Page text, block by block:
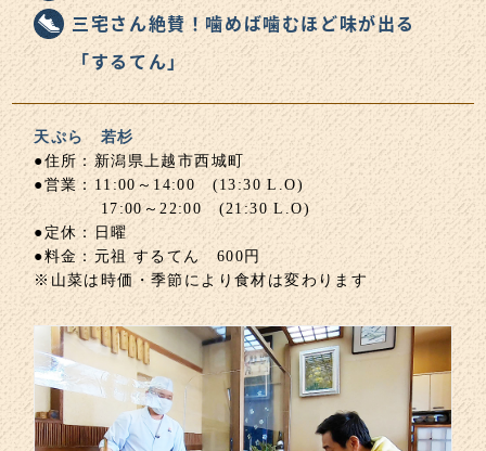
三宅さん絶賛！噛めば噛むほど味が出る
「するてん」
天ぷら 若杉
●住所：新潟県上越市西城町
●営業：11:00～14:00 (13:30 L.O)
17:00～22:00 (21:30 L.O)
●定休：日曜
●料金：元祖 するてん 600円
※山菜は時価・季節により食材は変わります